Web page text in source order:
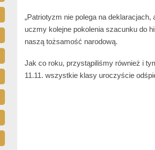
„Patriotyzm nie polega na
uczmy kolejne pokolenia szacunku do
naszą tożsamość narodową.
Jak co roku, przystąpiliśmy również i
11.11. wszystkie klasy uroczyście